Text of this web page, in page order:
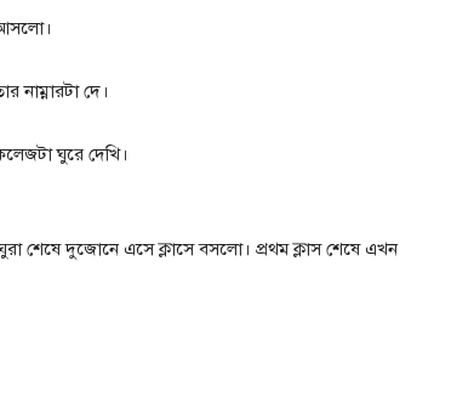
নাম্নারটা দে।
ঘুরে দেখি।
শেষে দুজোনে এসে ক্লাসে বসলো। প্রথম ক্লাস শেষে এখন